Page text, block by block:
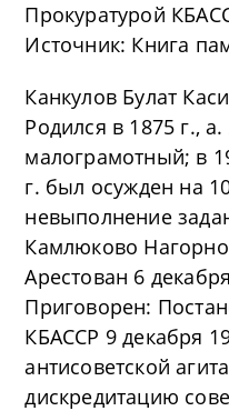
Прокуратурой
Источник: Книга
Канкулов Булат
Родился в 1875 г.,
малограмотный; в
г. был осужден на
невыполнение
Камлюково
Арестован 6
Приговорен:
КБАССР 9 декабря
антисоветской
дискредитацию